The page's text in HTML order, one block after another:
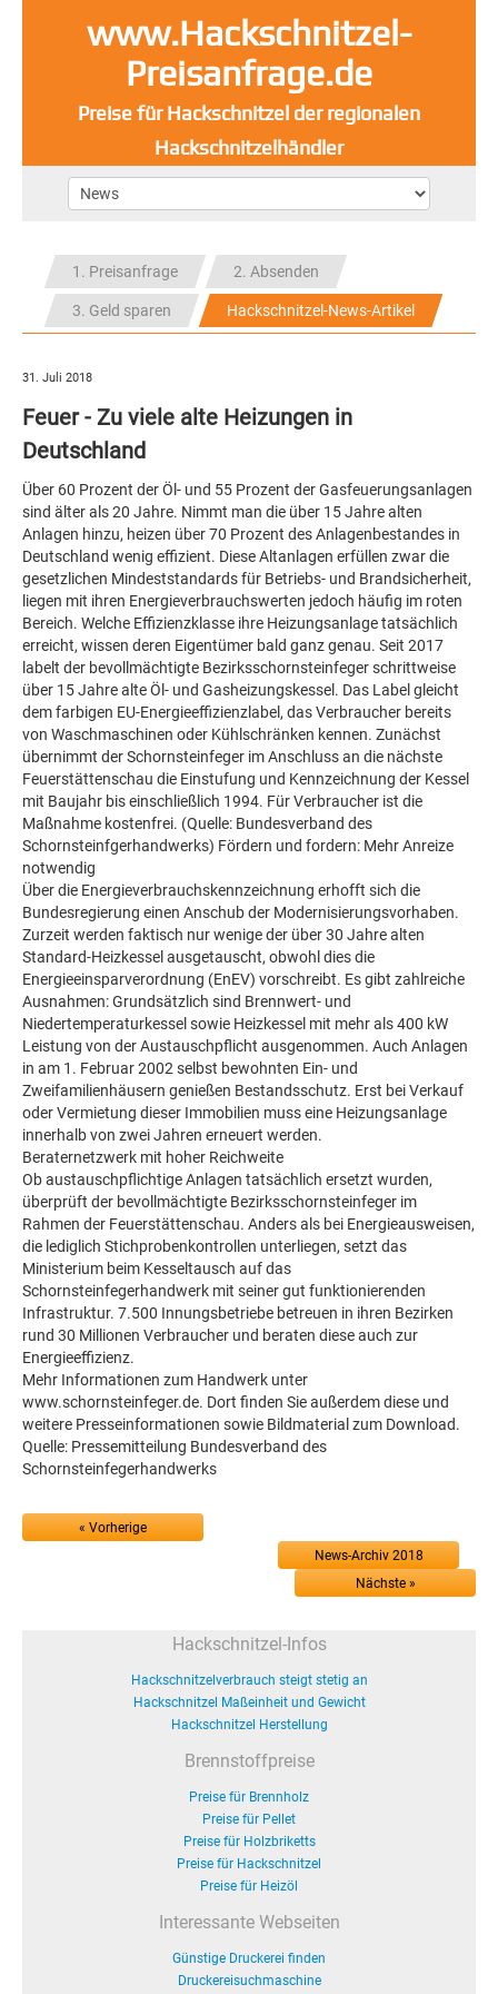
www.Hackschnitzel-
Preisanfrage.de
Preise für Hackschnitzel der regionalen
Hackschnitzelhändler
1. Preisanfrage 2. Absenden
3. Geld sparen Hackschnitzel-News-Artikel
31. Juli 2018
Feuer - Zu viele alte Heizungen in
Deutschland
Über 60 Prozent der Öl- und 55 Prozent der Gasfeuerungsanlagen
sind älter als 20 Jahre. Nimmt man die über 15 Jahre alten
Anlagen hinzu, heizen über 70 Prozent des Anlagenbestandes in
Deutschland wenig effizient. Diese Altanlagen erfüllen zwar die
gesetzlichen Mindeststandards für Betriebs- und Brandsicherheit,
liegen mit ihren Energieverbrauchswerten jedoch häufig im roten
Bereich. Welche Effizienzklasse ihre Heizungsanlage tatsächlich
erreicht, wissen deren Eigentümer bald ganz genau. Seit 2017
labelt der bevollmächtigte Bezirksschornsteinfeger schrittweise
über 15 Jahre alte Öl- und Gasheizungskessel. Das Label gleicht
dem farbigen EU-Energieeffizienzlabel, das Verbraucher bereits
von Waschmaschinen oder Kühlschränken kennen. Zunächst
übernimmt der Schornsteinfeger im Anschluss an die nächste
Feuerstättenschau die Einstufung und Kennzeichnung der Kessel
mit Baujahr bis einschließlich 1994. Für Verbraucher ist die
Maßnahme kostenfrei. (Quelle: Bundesverband des
Schornsteinfgerhandwerks) Fördern und fordern: Mehr Anreize
notwendig
Über die Energieverbrauchskennzeichnung erhofft sich die
Bundesregierung einen Anschub der Modernisierungsvorhaben.
Zurzeit werden faktisch nur wenige der über 30 Jahre alten
Standard-Heizkessel ausgetauscht, obwohl dies die
Energieeinsparverordnung (EnEV) vorschreibt. Es gibt zahlreiche
Ausnahmen: Grundsätzlich sind Brennwert- und
Niedertemperaturkessel sowie Heizkessel mit mehr als 400 kW
Leistung von der Austauschpflicht ausgenommen. Auch Anlagen
in am 1. Februar 2002 selbst bewohnten Ein- und
Zweifamilienhäusern genießen Bestandsschutz. Erst bei Verkauf
oder Vermietung dieser Immobilien muss eine Heizungsanlage
innerhalb von zwei Jahren erneuert werden.
Beraternetzwerk mit hoher Reichweite
Ob austauschpflichtige Anlagen tatsächlich ersetzt wurden,
überprüft der bevollmächtigte Bezirksschornsteinfeger im
Rahmen der Feuerstättenschau. Anders als bei Energieausweisen,
die lediglich Stichprobenkontrollen unterliegen, setzt das
Ministerium beim Kesseltausch auf das
Schornsteinfegerhandwerk mit seiner gut funktionierenden
Infrastruktur. 7.500 Innungsbetriebe betreuen in ihren Bezirken
rund 30 Millionen Verbraucher und beraten diese auch zur
Energieeffizienz.
Mehr Informationen zum Handwerk unter
www.schornsteinfeger.de. Dort finden Sie außerdem diese und
weitere Presseinformationen sowie Bildmaterial zum Download.
Quelle: Pressemitteilung Bundesverband des
Schornsteinfegerhandwerks
« Vorherige
News-Archiv 2018
Nächste »
Hackschnitzel-Infos
Hackschnitzelverbrauch steigt stetig an
Hackschnitzel Maßeinheit und Gewicht
Hackschnitzel Herstellung
Brennstoffpreise
Preise für Brennholz
Preise für Pellet
Preise für Holzbriketts
Preise für Hackschnitzel
Preise für Heizöl
Interessante Webseiten
Günstige Druckerei finden
Druckereisuchmaschine